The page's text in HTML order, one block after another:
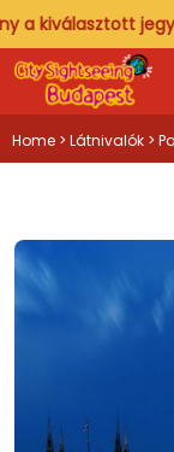
Home > Látnivalók >